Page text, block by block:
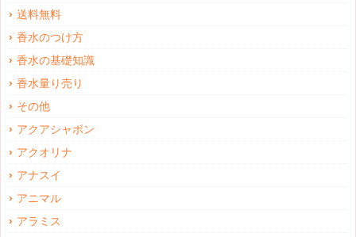
送料無料
香水のつけ方
香水の基礎知識
香水量り売り
その他
アクアシャボン
アクオリナ
アナスイ
アニマル
アラミス